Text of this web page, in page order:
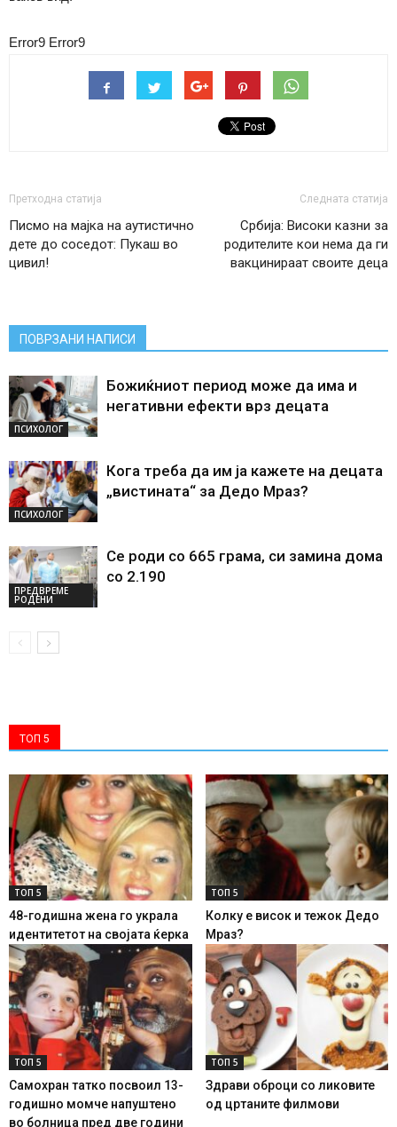
Error9 Error9
Претходна статија
Писмо на мајка на аутистично
дете до соседот: Пукаш во
цивил!
Следната статија
Србија: Високи казни за
родителите кои нема да ги
вакцинираат своите деца
ПОВРЗАНИ НАПИСИ
ПСИХОЛОГ
Божиќниот период може да има и
негативни ефекти врз децата
ПСИХОЛОГ
Кога треба да им ја кажете на децата
„вистината“ за Дедо Мраз?
ПРЕДВРЕМЕ
РОДЕНИ
Се роди со 665 грама, си замина дома
со 2.190
ТОП 5
ТОП 5
48-годишна жена го украла
идентитетот на својата ќерка
ТОП 5
Колку е висок и тежок Дедо
Мраз?
ТОП 5
Самохран татко посвоил 13-
годишно момче напуштено
во болница пред две години
ТОП 5
Здрави оброци со ликовите
од цртаните филмови